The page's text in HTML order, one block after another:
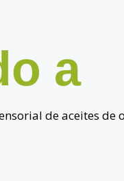
a
de aceites de